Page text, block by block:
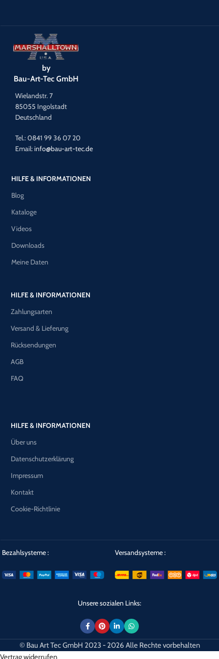
by
Bau-Art-Tec GmbH
Wielandstr. 7
85055 Ingolstadt
Deutschland
Tel.: 0841 99 36 07 20
Email:info@bau-art-tec.de
HILFE & INFORMATIONEN
Blog
Kataloge
Videos
Downloads
Meine Daten
HILFE & INFORMATIONEN
Zahlungsarten
Versand & Lieferung
Rücksendungen
AGB
FAQ
HILFE & INFORMATIONEN
Über uns
Datenschutzerklärung
Impressum
Kontakt
Cookie-Richtlinie
Bezahlsysteme : Versandsysteme :
Unsere sozialen Links:
© Bau Art Tec GmbH 2023 - 2026 Alle Rechte vorbehalten
Vertrag widerrufen